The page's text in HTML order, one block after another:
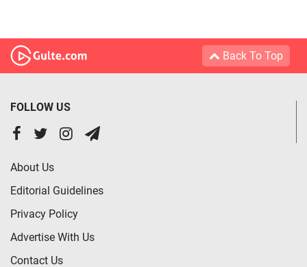
Back To Top
FOLLOW US
About Us
Editorial Guidelines
Privacy Policy
Advertise With Us
Contact Us